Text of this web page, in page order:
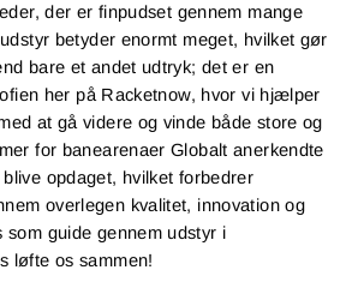
der er finpudset gennem mange
betyder enormt meget, hvilket gør
bare et andet udtryk; det er en
her på Racketnow, hvor vi hjælper
at gå videre og vinde både store og
for banearenaer Globalt anerkendte
opdaget, hvilket forbedrer
overlegen kvalitet, innovation og
som guide gennem udstyr i
løfte os sammen!